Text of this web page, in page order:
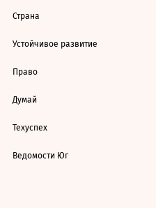
Страна
Устойчивое развитие
Право
Думай
Техуспех
Ведомости Юг